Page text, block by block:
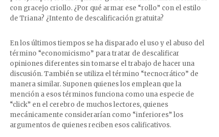
con gracejo criollo. ¿Por qué armar ese “rollo” con el estilo
de Triana? ¿Intento de descalificación gratuita?
En los últimos tiempos se ha disparado el uso y el abuso del
término “economicismo” para tratar de descalificar
opiniones diferentes sin tomarse el trabajo de hacer una
discusión. También se utiliza el término “tecnocrático” de
manera similar. Suponen quienes los emplean que la
mención a esos términos funciona como una especie de
“click” en el cerebro de muchos lectores, quienes
mecánicamente considerarían como “inferiores” los
argumentos de quienes reciben esos calificativos.